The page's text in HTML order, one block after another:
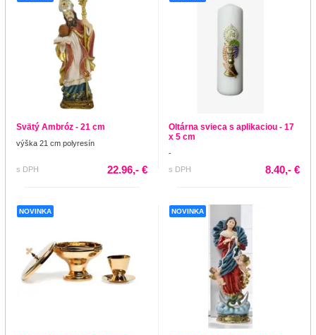
Svätý Ambróz - 21 cm
výška 21 cm polyresín
s DPH 22.96,- €
Oltárna svieca s aplikaciou - 17
x 5 cm
-
s DPH
8.40,- €
NOVINKA NOVINKA